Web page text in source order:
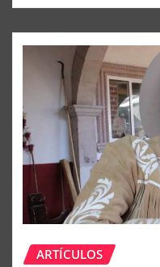
ARTÍCULOS